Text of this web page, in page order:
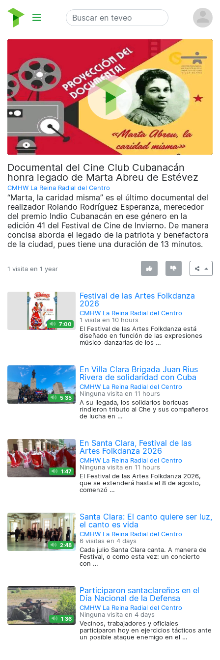
Documental del Cine Club Cubanacán
honra legado de Marta Abreu de Estévez
CMHW La Reina Radial del Centro
“Marta, la caridad misma” es el último documental del
realizador Rolando Rodríguez Esperanza, merecedor
del premio Indio Cubanacán en ese género en la
edición 41 del Festival de Cine de Invierno. De manera
concisa aborda el legado de la patriota y benefactora
de la ciudad, pues tiene una duración de 13 minutos.
1 visita en 1 year
7:00
Festival de las Artes Folkdanza
2026
CMHW La Reina Radial del Centro
1 visita en 10 hours
El Festival de las Artes Folkdanza está
diseñado en función de las expresiones
músico-danzarias de los …
5:35
En Villa Clara Brigada Juan Rius
Rivera de solidaridad con Cuba
CMHW La Reina Radial del Centro
Ninguna visita en 11 hours
A su llegada, los solidarios boricuas
rindieron tributo al Che y sus compañeros
de lucha en …
1:47
En Santa Clara, Festival de las
Artes Folkdanza 2026
CMHW La Reina Radial del Centro
Ninguna visita en 11 hours
El Festival de las Artes Folkdanza 2026,
que se extenderá hasta el 8 de agosto,
comenzó …
2:48
Santa Clara: El canto quiere ser luz,
el canto es vida
CMHW La Reina Radial del Centro
6 visitas en4 days
Cada julio Santa Clara canta. A manera de
Festival, o como esta vez: un concierto
con …
1:36
Participaron santaclareños en el
Día Nacional de la Defensa
CMHW La Reina Radial del Centro
Ninguna visita en4 days
Vecinos, trabajadores y oficiales
participaron hoy en ejercicios tácticos ante
un posible ataque enemigo en el …